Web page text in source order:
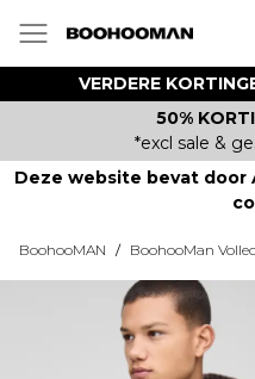
VERDERE
50%
*excl sale &
Deze website bevat
BoohooMAN / BoohooMan